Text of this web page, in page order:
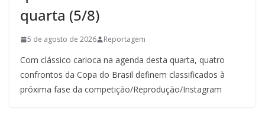
quarta (5/8)
5 de agosto de 2026 Reportagem
Com clássico carioca na agenda desta quarta, quatro
confrontos da Copa do Brasil definem classificados à
próxima fase da competição/Reprodução/Instagram